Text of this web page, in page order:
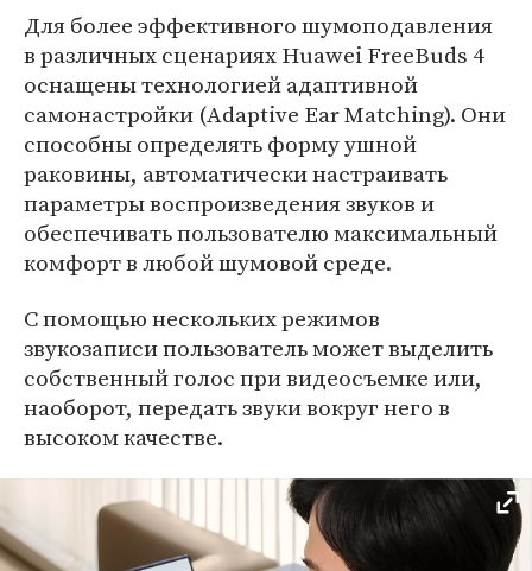
Для более эффективного шумоподавления
в различных сценариях Huawei FreeBuds 4
оснащены технологией адаптивной
самонастройки (Adaptive Ear Matching). Они
способны определять форму ушной
раковины, автоматически настраивать
параметры воспроизведения звуков и
обеспечивать пользователю максимальный
комфорт в любой шумовой среде.
С помощью нескольких режимов
звукозаписи пользователь может выделить
собственный голос при видеосъемке или,
наоборот, передать звуки вокруг него в
высоком качестве.